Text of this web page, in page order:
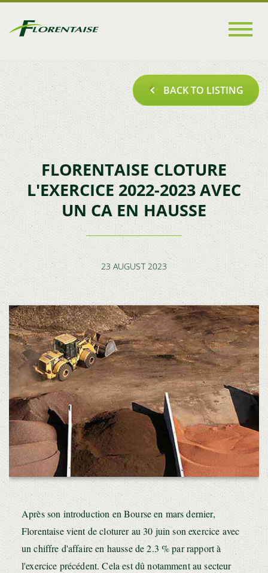
Go to
main
BACK TO LISTING
FLORENTAISE CLOTURE
L'EXERCICE 2022-2023 AVEC
UN CA EN HAUSSE
23 AUGUST 2023
Après son introduction en Bourse en mars dernier,
Florentaise vient de cloturer au 30 juin son exercice avec
un chiffre d'affaire en hausse de 2.3 % par rapport à
l'exercice précédent. Cela est dû notamment au secteur